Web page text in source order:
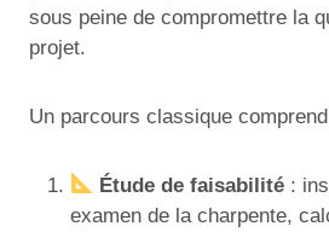
sous peine de compromettre la
projet.
Un parcours classique
Étude de faisabilité :
examen de la charpente,